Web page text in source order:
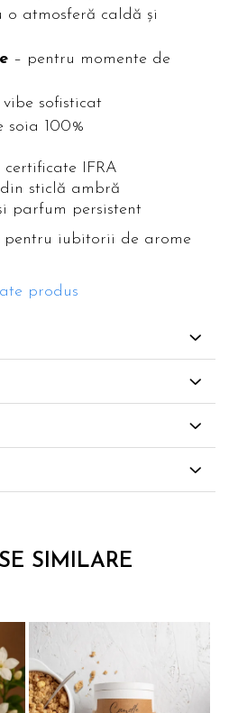
o atmosferă caldă și
– pentru momente de
sofisticat
100%
IFRA
sticlă ambră
parfum persistent
iubitorii de arome
produs
SIMILARE